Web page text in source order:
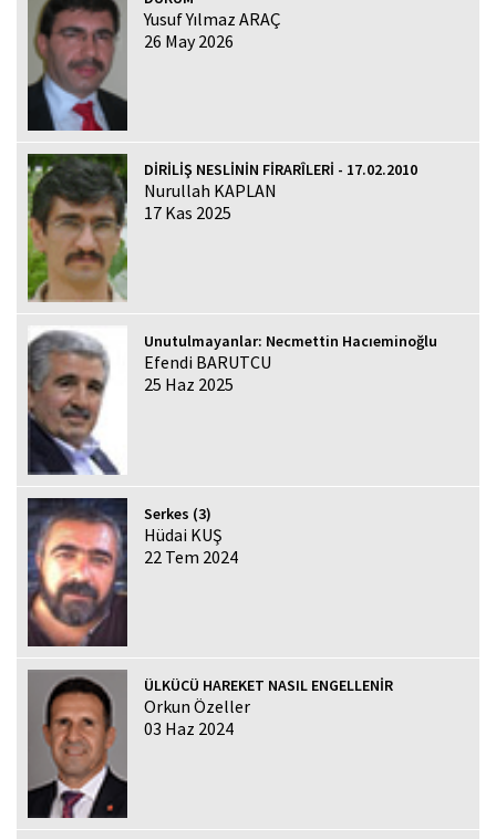
Yusuf Yılmaz ARAÇ
26 May 2026
DİRİLİŞ NESLİNİN FİRARÎLERİ - 17.02.2010
Nurullah KAPLAN
17 Kas 2025
Unutulmayanlar: Necmettin Hacıeminoğlu
Efendi BARUTCU
25 Haz 2025
Serkes (3)
Hüdai KUŞ
22 Tem 2024
ÜLKÜCÜ HAREKET NASIL ENGELLENİR
Orkun Özeller
03 Haz 2024